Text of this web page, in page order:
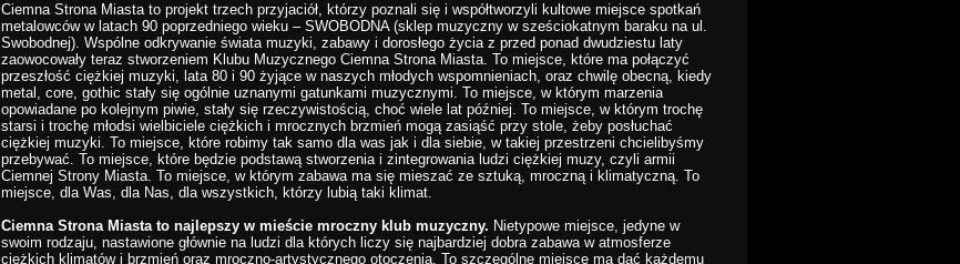
Ciemna Strona Miasta to projekt trzech przyjaciół, którzy poznali się i współtworzyli kultowe miejsce spotkań
metalowców w latach 90 poprzedniego wieku – SWOBODNA (sklep muzyczny w sześciokatnym baraku na ul.
Swobodnej). Wspólne odkrywanie świata muzyki, zabawy i dorosłego życia z przed ponad dwudziestu laty
zaowocowały teraz stworzeniem Klubu Muzycznego Ciemna Strona Miasta. To miejsce, które ma połączyć
przeszłość ciężkiej muzyki, lata 80 i 90 żyjące w naszych młodych wspomnieniach, oraz chwilę obecną, kiedy
metal, core, gothic stały się ogólnie uznanymi gatunkami muzycznymi. To miejsce, w którym marzenia
opowiadane po kolejnym piwie, stały się rzeczywistością, choć wiele lat później. To miejsce, w którym trochę
starsi i trochę młodsi wielbiciele ciężkich i mrocznych brzmień mogą zasiąść przy stole, żeby posłuchać
ciężkiej muzyki. To miejsce, które robimy tak samo dla was jak i dla siebie, w takiej przestrzeni chcielibyśmy
przebywać. To miejsce, które będzie podstawą stworzenia i zintegrowania ludzi ciężkiej muzy, czyli armii
Ciemnej Strony Miasta. To miejsce, w którym zabawa ma się mieszać ze sztuką, mroczną i klimatyczną. To
miejsce, dla Was, dla Nas, dla wszystkich, którzy lubią taki klimat.
Ciemna Strona Miasta to najlepszy w mieście mroczny klub muzyczny. Nietypowe miejsce, jedyne w
swoim rodzaju, nastawione głównie na ludzi dla których liczy się najbardziej dobra zabawa w atmosferze
ciężkich klimatów i brzmień oraz mroczno-artystycznego otoczenia. To szczególne miejsce ma dać każdemu